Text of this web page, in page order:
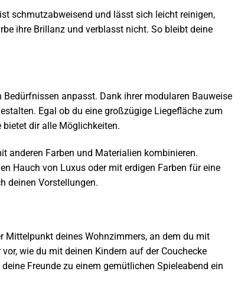
schmutzabweisend und lässt sich leicht reinigen,
ihre Brillanz und verblasst nicht. So bleibt deine
anpasst. Dank ihrer modularen Bauweise
Egal ob du eine großzügige Liegefläche zum
bietet dir alle Möglichkeiten.
anderen Farben und Materialien kombinieren.
Hauch von Luxus oder mit erdigen Farben für eine
deinen Vorstellungen.
Mittelpunkt deines Wohnzimmers, an dem du mit
wie du mit deinen Kindern auf der Couchecke
Freunde zu einem gemütlichen Spieleabend ein